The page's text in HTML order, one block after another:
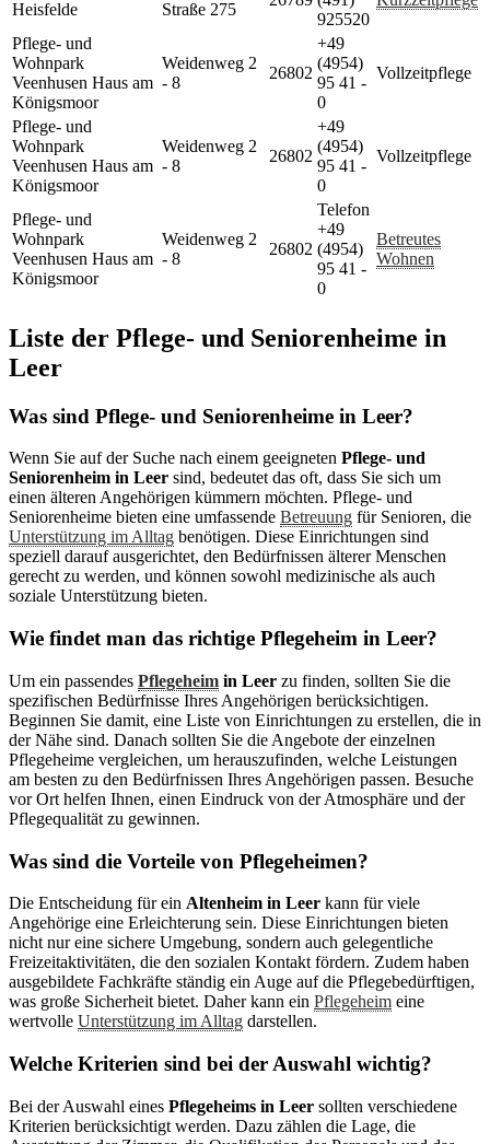
Heisfelde
Straße 275
925520
Pflege- und
Wohnpark
Veenhusen Haus am
Königsmoor
Weidenweg 2
- 8
26802
+49
(4954)
95 41 -
0
Vollzeitpflege
Pflege- und
Wohnpark
Veenhusen Haus am
Königsmoor
Weidenweg 2
- 8
26802
+49
(4954)
95 41 -
0
Vollzeitpflege
Pflege- und
Wohnpark
Veenhusen Haus am
Königsmoor
Weidenweg 2
- 8
26802
Telefon
+49
(4954)
95 41 -
0
Betreutes
Wohnen
Liste der Pflege- und Seniorenheime in
Leer
Was sind Pflege- und Seniorenheime in Leer?
Wenn Sie auf der Suche nach einem geeigneten Pflege- und
Seniorenheim in Leer sind, bedeutet das oft, dass Sie sich um
einen älteren Angehörigen kümmern möchten. Pflege- und
Seniorenheime bieten eine umfassende Betreuung für Senioren, die
Unterstützung im Alltag benötigen. Diese Einrichtungen sind
speziell darauf ausgerichtet, den Bedürfnissen älterer Menschen
gerecht zu werden, und können sowohl medizinische als auch
soziale Unterstützung bieten.
Wie findet man das richtige Pflegeheim in Leer?
Um ein passendes Pflegeheim in Leer zu finden, sollten Sie die
spezifischen Bedürfnisse Ihres Angehörigen berücksichtigen.
Beginnen Sie damit, eine Liste von Einrichtungen zu erstellen, die in
der Nähe sind. Danach sollten Sie die Angebote der einzelnen
Pflegeheime vergleichen, um herauszufinden, welche Leistungen
am besten zu den Bedürfnissen Ihres Angehörigen passen. Besuche
vor Ort helfen Ihnen, einen Eindruck von der Atmosphäre und der
Pflegequalität zu gewinnen.
Was sind die Vorteile von Pflegeheimen?
Die Entscheidung für ein Altenheim in Leer kann für viele
Angehörige eine Erleichterung sein. Diese Einrichtungen bieten
nicht nur eine sichere Umgebung, sondern auch gelegentliche
Freizeitaktivitäten, die den sozialen Kontakt fördern. Zudem haben
ausgebildete Fachkräfte ständig ein Auge auf die Pflegebedürftigen,
was große Sicherheit bietet. Daher kann ein Pflegeheim eine
wertvolle Unterstützung im Alltag darstellen.
Welche Kriterien sind bei der Auswahl wichtig?
Bei der Auswahl eines Pflegeheims in Leer sollten verschiedene
Kriterien berücksichtigt werden. Dazu zählen die Lage, die